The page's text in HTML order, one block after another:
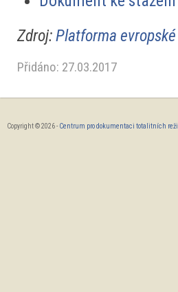
Zdroj:Platforma
Přidáno: 27.03.2017
Copyright © 2026 -Centrum pro dokumentaci totalitních